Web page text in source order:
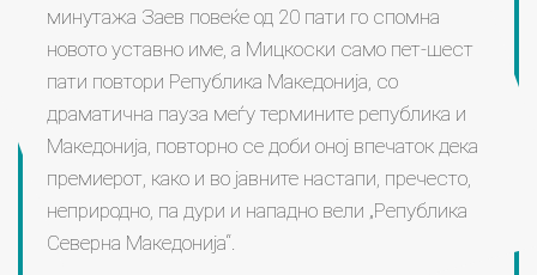
минутажа Заев повеќе од 20 пати го спомна
новото уставно име, а Мицкоски само пет-шест
пати повтори Република Македонија, со
драматична пауза меѓу термините република и
Македонија, повторно се доби оној впечаток дека
премиерот, како и во јавните настапи, пречесто,
неприродно, па дури и нападно вели „Република
Северна Македонија“.